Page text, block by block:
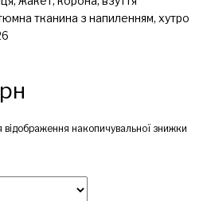
тканина з напиленням, хутро
відображення накопичувальної знижки